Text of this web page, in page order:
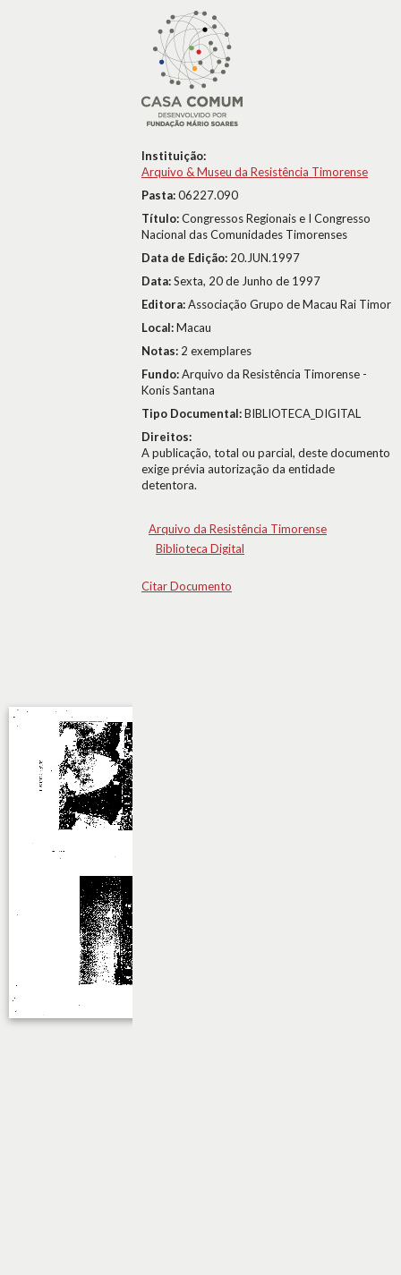
Instituição:
Arquivo & Museu da Resistência Timorense
Pasta:06227.090
Título:Congressos Regionais e I Congresso
Nacional das Comunidades Timorenses
Data de Edição: 20.JUN.1997
Data:Sexta, 20 de Junho de 1997
Editora:Associação Grupo de Macau Rai Timor
Local:Macau
Notas: 2 exemplares
Fundo:Arquivo da Resistência Timorense -
Konis Santana
Tipo Documental:BIBLIOTECA_DIGITAL
Direitos:
A publicação, total ou parcial, deste documento
exige prévia autorização da entidade
detentora.
Arquivo da Resistência Timorense
Biblioteca Digital
Citar Documento